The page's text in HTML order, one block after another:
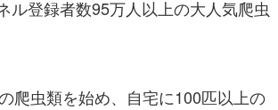
ル登録者数95万人以上の大人気爬虫
爬虫類を始め、自宅に100匹以上の